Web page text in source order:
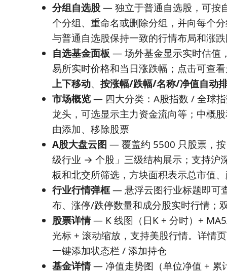
分组自选股— 独立于普通自选股，可按
个分组、重命名或删除分组，并向每个
与普通自选股保持一致的行情布局和涨
自选基金面板— 场外基金显示实时估值
易所实时价格和当日涨跌幅；点击可查
上下移动、 按涨幅/跌幅/名称/净值自动
市场概览— 四大分类：A股指数 / 全球
龙头，可选显示主力资金流向等；中概
由添加、移除股票
A股大盘云图 — 覆盖约 5500 只股票，
级行业 → 个股」三级结构展示；支持沪
板和北交所筛选，方块面积表示总市值
行业行情弹框— 悬浮云图行业标题即可
布、涨停/跌停数量和成分股实时行情；
股票详情— K 线图（日K + 分时）+
光标 + 滚动缩放，支持美股行情。详情
一键添加状态栏 / 添加持仓
基金详情— 净值走势图（单位净值 + 累